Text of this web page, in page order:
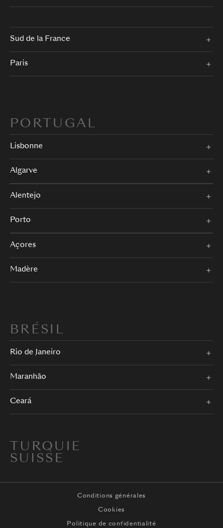
Sud de la France
Paris
PORTUGAL
Lisbonne
Algarve
Alentejo
Porto
Açores
Madère
BRÉSIL
Rio de Janeiro
Maranhão
Ceará
TURQUIE
SUISSE
Conditions générales
Cookies
Politique de confidentialité